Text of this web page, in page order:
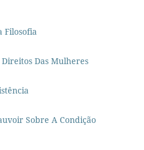
Filosofia
Das Mulheres
Sobre A Condição